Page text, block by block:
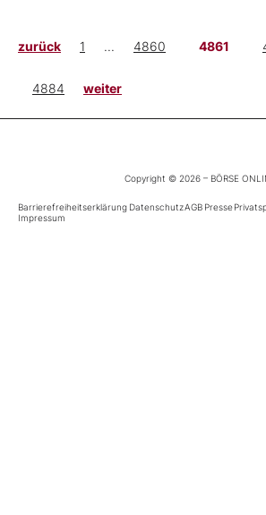
BO-Musterdepots
Mein Konto
zurück 1 ... 4860 4861
4884 weiter
Copyright © 2026 – BÖRSE
Barrierefreiheitserklärung DatenschutzAGB Presse
Impressum